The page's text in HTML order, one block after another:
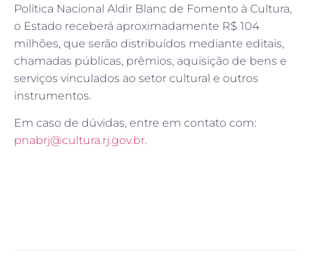
Política Nacional Aldir Blanc de Fomento à Cultura,
o Estado receberá aproximadamente R$ 104
milhões, que serão distribuídos mediante editais,
chamadas públicas, prêmios, aquisição de bens e
serviços vinculados ao setor cultural e outros
instrumentos.
Em caso de dúvidas, entre em contato com:
pnabrj@cultura.rj.gov.br.